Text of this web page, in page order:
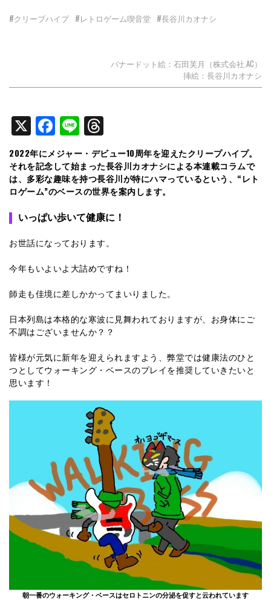
#クリープハイプ #レトロゲーム喫音堂 #長谷川カオナシ
バナードット絵：石田芙月（株式会社.AC）
挿絵：長谷川カオナシ
X Facebook
Line
2022年にメジャー・デビュー10周年を迎えたクリープハイプ。
それを記念して始まった長谷川カオナシによる本連載コラムで
は、多彩な趣味を持つ長谷川が特にハマっているという、“レト
ロゲーム”のベースの世界を案内します。
いっぱい歩いて健康に！
お世話になっております。
今年もいよいよ大詰めですね！
師走も佳境に差しかかってまいりました。
日本列島は本格的な寒波に見舞われておりますが、お身体にご
不調はございませんか？？
皆様が元気に新年を迎えられますよう、弊堂では健康法のひと
つとしてウォーキング・ベースのプレイを推奨していきたいと
思います！
朝一番のウォーキング・ベースはセロトニンの分泌を促すと云われています